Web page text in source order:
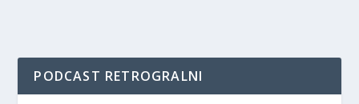
PODCAST RETROGRALNI